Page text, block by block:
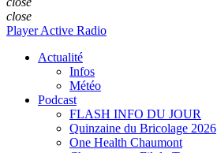
close
Player Active Radio
Actualité
Infos
Météo
Podcast
FLASH INFO DU JOUR
Quinzaine du Bricolage 2026
One Health Chaumont